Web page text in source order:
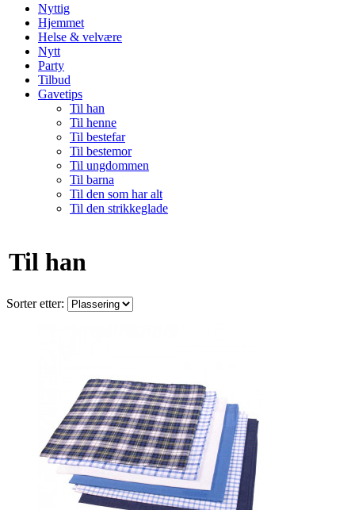
Nyttig
Hjemmet
Helse & velvære
Nytt
Party
Tilbud
Gavetips
Til han
Til henne
Til bestefar
Til bestemor
Til ungdommen
Til barna
Til den som har alt
Til den strikkeglade
Til han
Sorter etter: